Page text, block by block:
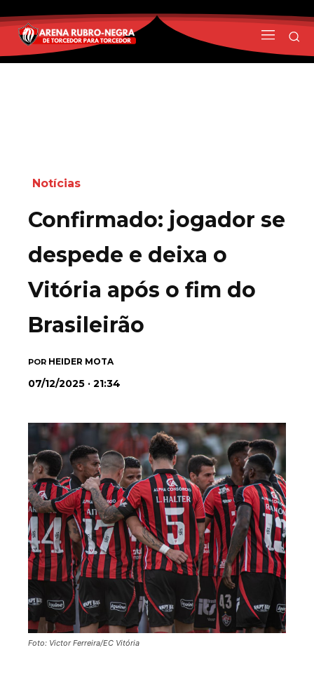
Notícias
Confirmado: jogador se
despede e deixa o
Vitória após o fim do
Brasileirão
POR HEIDER MOTA
07/12/2025 · 21:34
Foto: Victor Ferreira/EC Vitória